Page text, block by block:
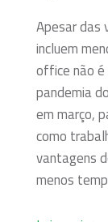
Apesar das
incluem
office não é
pandemia
em março,
como
vantagens
menos